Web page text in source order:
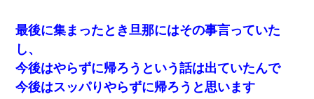
最後に集まったとき旦那にはその事言っていた
し、
今後はやらずに帰ろうという話は出ていたんで
今後はスッパりやらずに帰ろうと思います